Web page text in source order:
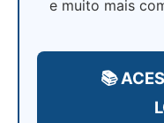
e muito mais
📚